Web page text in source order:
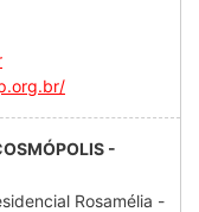
-
Rosamélia -